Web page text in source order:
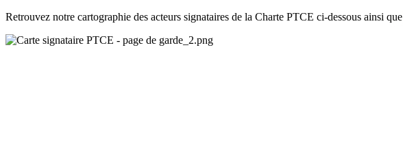
Retrouvez notre cartographie des acteurs signataires de la Charte PTCE ci-dessous ainsi que